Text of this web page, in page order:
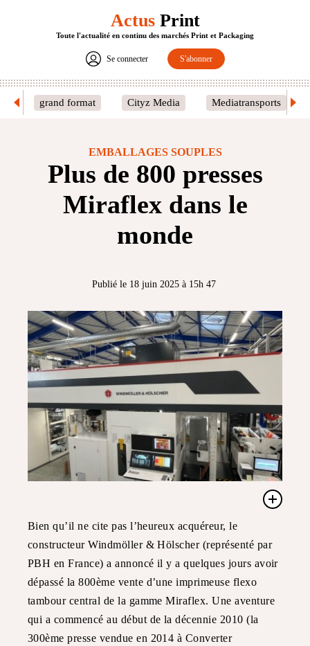
ActusPrint
Toute l'actualité en continu des marchés Print et Packaging
Se connecter S'abonner
grand format Cityz Media Mediatransports
EMBALLAGES SOUPLES
Plus de 800 presses
Miraflex dans le
monde
Publié le 18 juin 2025 à 15h 47
Bien qu’il ne cite pas l’heureux acquéreur, le
constructeur Windmöller & Hölscher (représenté par
PBH en France) a annoncé il y a quelques jours avoir
dépassé la 800ème vente d’une imprimeuse flexo
tambour central de la gamme Miraflex. Une aventure
qui a commencé au début de la décennie 2010 (la
300ème presse vendue en 2014 à Converter